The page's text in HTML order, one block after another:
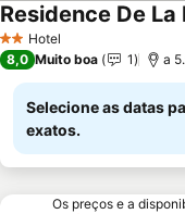
2 Estrelas
Hotel
8,0 Muito boa 1 a
Selecione as datas
exatos.
Os preços e a